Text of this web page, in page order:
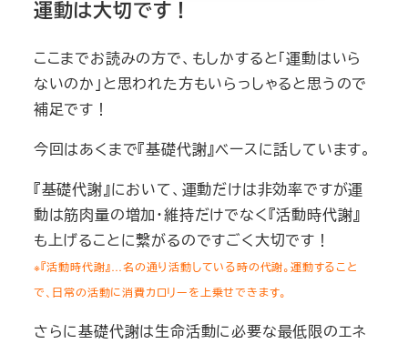
運動は大切です！
ここまでお読みの方で、もしかすると「運動はいら
ないのか」と思われた方もいらっしゃると思うので
補足です！
今回はあくまで『基礎代謝』ベースに話しています。
『基礎代謝』において、運動だけは非効率ですが運
動は筋肉量の増加・維持だけでなく『活動時代謝』
も上げることに繋がるのですごく大切です！
※『活動時代謝』…名の通り活動している時の代謝。運動すること
で、日常の活動に消費カロリーを上乗せできます。
さらに基礎代謝は生命活動に必要な最低限のエネ